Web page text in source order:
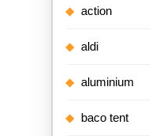
action
aldi
aluminium
baco tent